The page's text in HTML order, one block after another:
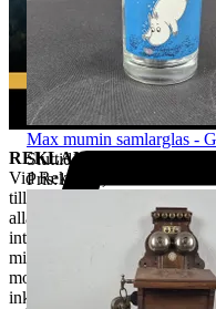
konsumenten/köparen
börjar utföras och gått med
tjänsten har fullgjorts. Om
används för att ej behöva stå
budgivningsprocessen,
kundens konto för vidare
REKLAMATION
Vid Reklamation ska kunden
till tradera@jabab.se samt
alla sidor och packmateriel.
inte lever upp till kundens
mindre defekter är inte ett
mottagande av vara samt
inkl. returfrakt, om kund
Max mumin samlarglas -
Sluttid18:16
Pris:100 kr